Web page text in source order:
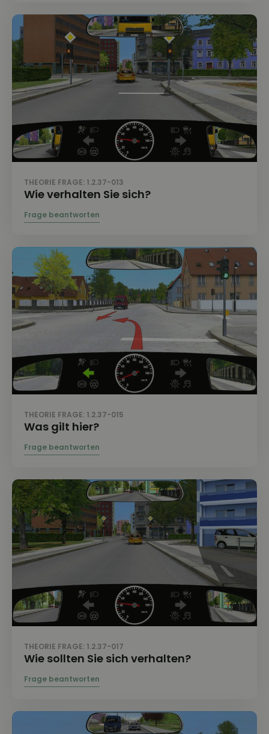
THEORIE FRAGE: 1.2.37-013
Wie verhalten Sie sich?
THEORIE FRAGE: 1.2.37-015
Was gilt hier?
THEORIE FRAGE: 1.2.37-017
Wie sollten Sie sich verhalten?